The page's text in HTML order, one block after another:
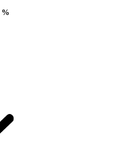
%